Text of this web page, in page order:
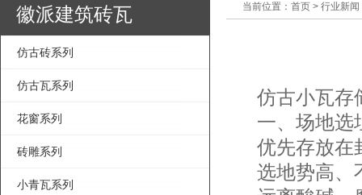
徽派建筑砖瓦
仿古砖系列
仿古瓦系列
花窗系列
砖雕系列
小青瓦系列
当前位置：首页 > 行业新闻
仿古小瓦存
一、场地选
优先存放在
选地势高、